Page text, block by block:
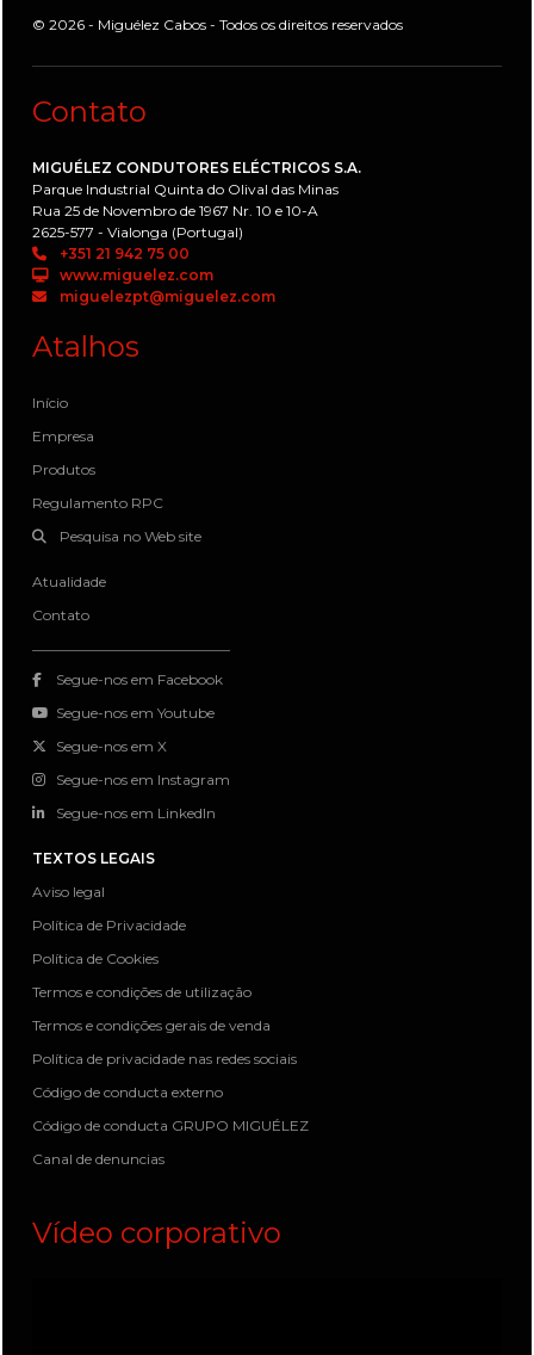
© 2026 - Miguélez Cabos - Todos os direitos reservados
Contato
MIGUÉLEZ CONDUTORES ELÉCTRICOS S.A.
Parque Industrial Quinta do Olival das Minas
Rua 25 de Novembro de 1967 Nr. 10 e 10-A
2625-577 - Vialonga (Portugal)
+351 21 942 75 00
www.miguelez.com
miguelezpt@miguelez.com
Atalhos
Início
Empresa
Produtos
Regulamento RPC
Pesquisa no Web site
Atualidade
Contato
Segue-nos em Facebook
Segue-nos em Youtube
Segue-nos em X
Segue-nos em Instagram
Segue-nos em LinkedIn
TEXTOS LEGAIS
Aviso legal
Política de Privacidade
Política de Cookies
Termos e condições de utilização
Termos e condições gerais de venda
Política de privacidade nas redes sociais
Código de conducta externo
Código de conducta GRUPO MIGUÉLEZ
Canal de denuncias
Vídeo corporativo